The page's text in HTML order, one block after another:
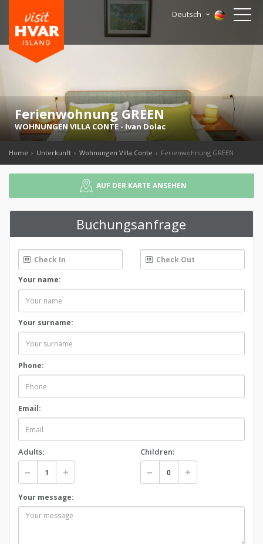
Deutsch
Ferienwohnung GREEN
WOHNUNGEN VILLA CONTE - Ivan Dolac
Home Unterkunft Wohnungen Villa Conte Ferienwohnung GREEN
AUF DER KARTE ANSEHEN
Buchungsanfrage
Your name:
Your surname:
Phone:
Email:
Adults: Children:
Your message: